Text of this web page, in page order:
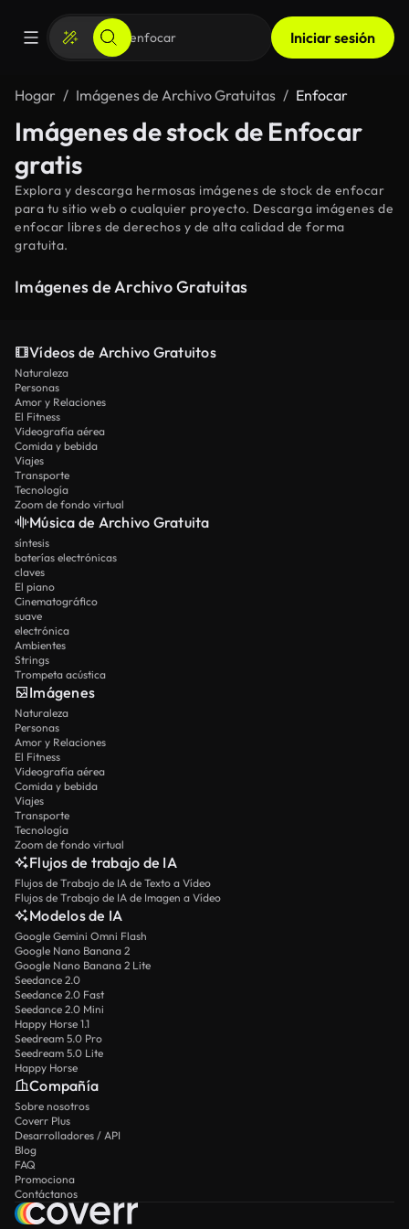
Iniciar sesión
Hogar Imágenes de Archivo Gratuitas Enfocar
Imágenes de stock de Enfocar
gratis
Explora y descarga hermosas imágenes de stock de enfocar
para tu sitio web o cualquier proyecto. Descarga imágenes de
enfocar libres de derechos y de alta calidad de forma
gratuita.
Imágenes de Archivo Gratuitas
Vídeos de Archivo Gratuitos
Naturaleza
Personas
Amor y Relaciones
El Fitness
Videografía aérea
Comida y bebida
Viajes
Transporte
Tecnología
Zoom de fondo virtual
Música de Archivo Gratuita
síntesis
baterías electrónicas
claves
El piano
Cinematográfico
suave
electrónica
Ambientes
Strings
Trompeta acústica
Imágenes
Naturaleza
Personas
Amor y Relaciones
El Fitness
Videografía aérea
Comida y bebida
Viajes
Transporte
Tecnología
Zoom de fondo virtual
Flujos de trabajo de IA
Flujos de Trabajo de IA de Texto a Vídeo
Flujos de Trabajo de IA de Imagen a Vídeo
Modelos de IA
Google Gemini Omni Flash
Google Nano Banana 2
Google Nano Banana 2 Lite
Seedance 2.0
Seedance 2.0 Fast
Seedance 2.0 Mini
Happy Horse 1.1
Seedream 5.0 Pro
Seedream 5.0 Lite
Happy Horse
Compañía
Sobre nosotros
Coverr Plus
Desarrolladores / API
Blog
FAQ
Promociona
Contáctanos